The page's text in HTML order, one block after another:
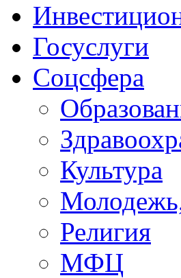
Госуслуги
Соцсфера
Культура
Религия
МФЦ